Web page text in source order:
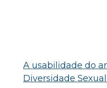
A usabilidade do
Diversidade